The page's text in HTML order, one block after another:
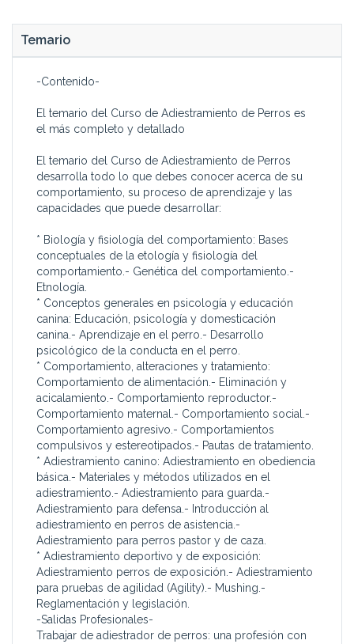
Temario
-Contenido-
El temario del Curso de Adiestramiento de Perros es
el más completo y detallado
El temario del Curso de Adiestramiento de Perros
desarrolla todo lo que debes conocer acerca de su
comportamiento, su proceso de aprendizaje y las
capacidades que puede desarrollar:
* Biología y fisiología del comportamiento: Bases
conceptuales de la etología y fisiología del
comportamiento.- Genética del comportamiento.-
Etnología.
* Conceptos generales en psicología y educación
canina: Educación, psicología y domesticación
canina.- Aprendizaje en el perro.- Desarrollo
psicológico de la conducta en el perro.
* Comportamiento, alteraciones y tratamiento:
Comportamiento de alimentación.- Eliminación y
acicalamiento.- Comportamiento reproductor.-
Comportamiento maternal.- Comportamiento social.-
Comportamiento agresivo.- Comportamientos
compulsivos y estereotipados.- Pautas de tratamiento.
* Adiestramiento canino: Adiestramiento en obediencia
básica.- Materiales y métodos utilizados en el
adiestramiento.- Adiestramiento para guarda.-
Adiestramiento para defensa.- Introducción al
adiestramiento en perros de asistencia.-
Adiestramiento para perros pastor y de caza.
* Adiestramiento deportivo y de exposición:
Adiestramiento perros de exposición.- Adiestramiento
para pruebas de agilidad (Agility).- Mushing.-
Reglamentación y legislación.
-Salidas Profesionales-
Trabajar de adiestrador de perros: una profesión con